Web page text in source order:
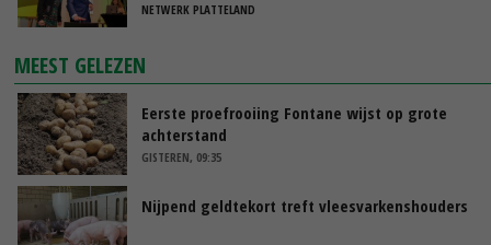
NETWERK PLATTELAND
MEEST GELEZEN
Eerste proefrooiing Fontane wijst op grote
achterstand
GISTEREN, 09:35
Nijpend geldtekort treft vleesvarkenshouders